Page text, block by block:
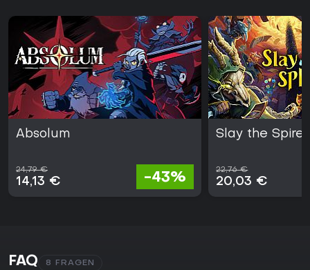
Absolum
24,79 €
14,13 € -43%
Slay the Spire
22,76 €
20,03 €
FAQ 8 FRAGEN